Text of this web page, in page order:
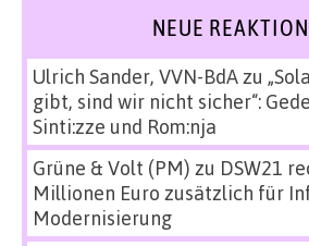
NEUE
Ulrich Sander, VVN-BdAzu
gibt, sind wir nicht sicher“:
Sinti:zze und Rom:nja
Grüne & Volt (PM) zu DSW21
Millionen Euro zusätzlich für
Modernisierung